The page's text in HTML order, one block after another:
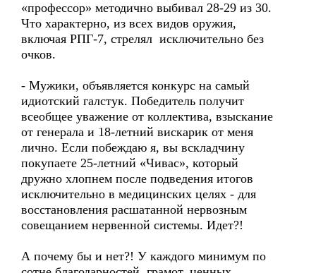
«профессор» методично выбивал 28-29 из 30.
Что характерно, из всех видов оружия,
включая РПГ-7, стрелял исключительно без
очков.
- Мужики, объявляется конкурс на самый
идиотский галстук. Победитель получит
всеобщее уважение от коллектива, взыскание
от генерала и 18-летний вискарик от меня
лично. Если побеждаю я, вы вскладчину
покупаете 25-летний «Чивас», который
дружно хлопнем после подведения итогов
исключительно в медицинских целях - для
восстановления расшатанной нервозным
совещанием нервенной системы. Идет?!
А почему бы и нет?! У каждого минимум по